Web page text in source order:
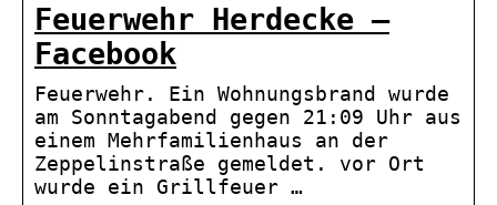
Feuerwehr Herdecke –
Facebook
Feuerwehr. Ein Wohnungsbrand wurde
am Sonntagabend gegen 21:09 Uhr aus
einem Mehrfamilienhaus an der
Zeppelinstraße gemeldet. vor Ort
wurde ein Grillfeuer …